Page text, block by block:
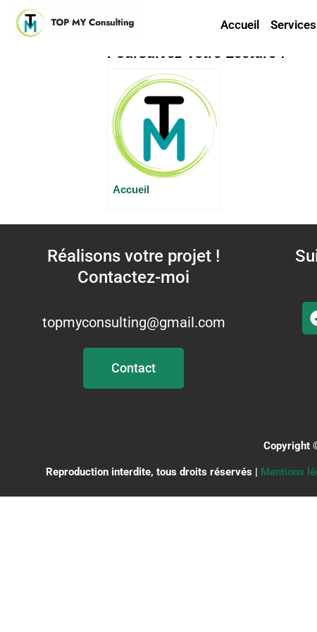
Accueil Services
Tableau de bord
Poursuivez Votre Lecture :
Accueil
Réalisons votre projet !
Contactez-moi
topmyconsulting@gmail.com
Contact
Copyright
Reproduction interdite, tous droits réservés | Mentions